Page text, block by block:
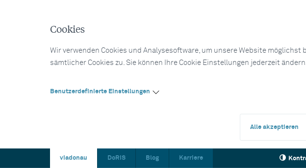
Cookies
Wir verwenden Cookies und Analysesoftware, um unsere Website
sämtlicher Cookies zu. Sie können Ihre Cookie Einstellungen jederzeit
Benutzerdefinierte Einstellungen
Alle akzeptieren
viadonau DoRIS Blog Karriere